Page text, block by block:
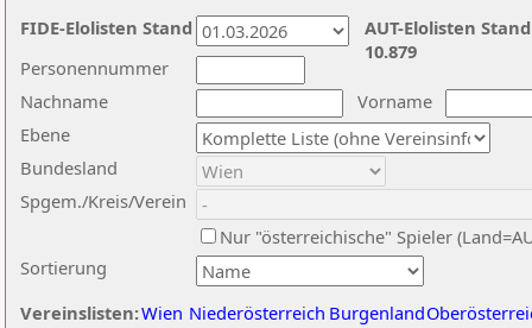
Nachname
Vorname
Ebene
Sortierung
Personennummer
Bundesland
Spgem./Kreis/Verein
Nur "österreichische" Spieler
Vereinslisten:Wien Niederösterreich Burgenland
AUT-Elolisten
10.879
FIDE-Elolisten Stand